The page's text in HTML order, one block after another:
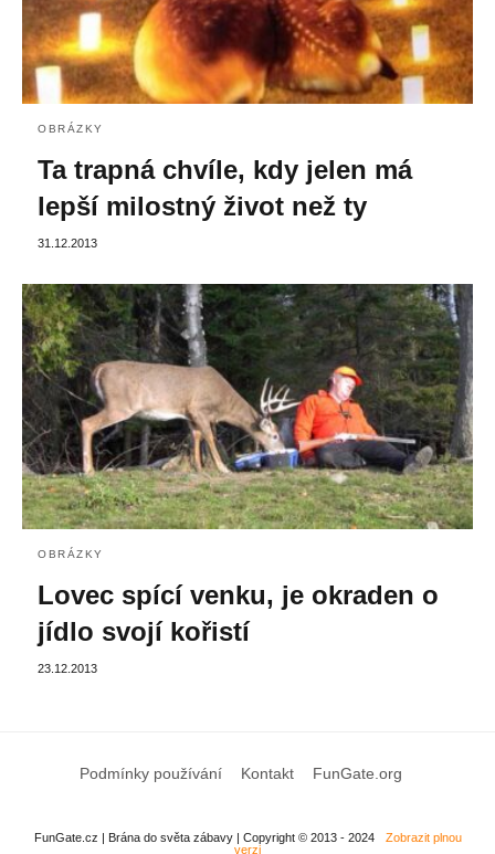
OBRÁZKY
Ta trapná chvíle, kdy jelen má
lepší milostný život než ty
31.12.2013
OBRÁZKY
Lovec spící venku, je okraden o
jídlo svojí kořistí
23.12.2013
Podmínky používání Kontakt FunGate.org
FunGate.cz | Brána do světa zábavy | Copyright © 2013 - 2024
Zobrazit plnou
verzi